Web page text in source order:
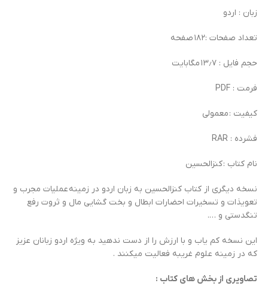
زبان : اردو
تعداد صفحات :۱۸۲ صفحه
حجم فایل : ۱۳٫۷ مگابایت
فرمت : PDF
کیفیت : معمولی
فشرده : RAR
نام کتاب : کنزالحسین
نسخه دیگری از کتاب کنزالحسین به زبان اردو در زمینه عملیات مجرب و
تعویذات و تسخیرات احضارات ابطال و بخت گشایی مال و ثروت رفع
تنگدستی و ….
این نسخه کم یاب و با ارزش را از دست ندهید به ویژه اردو زبانان عزیز
که در زمینه علوم غریبه فعالیت میکنند .
تصاویری از بخش های کتاب :